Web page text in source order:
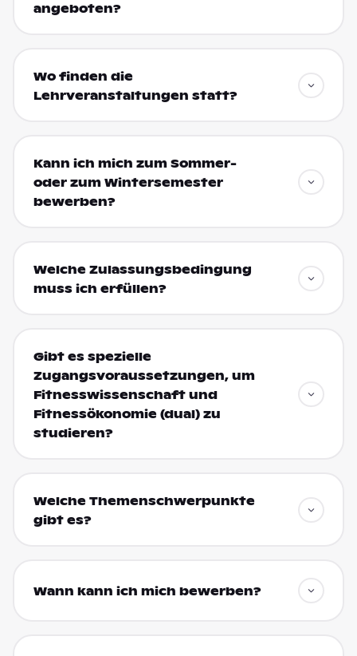
angeboten?
Wo finden die
Lehrveranstaltungen statt?
Kann ich mich zum Sommer-
oder zum Wintersemester
bewerben?
Welche Zulassungsbedingung
muss ich erfüllen?
Gibt es spezielle
Zugangsvoraussetzungen, um
Fitnesswissenschaft und
Fitnessökonomie (dual) zu
studieren?
Welche Themenschwerpunkte
gibt es?
Wann kann ich mich bewerben?